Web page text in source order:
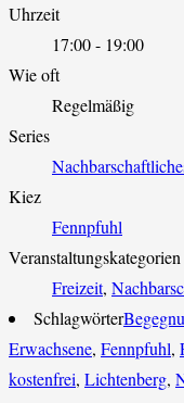
Uhrzeit
17:00 - 19:00
Wie oft
Regelmäßig
Series
Kiez
Fennpfuhl
Veranstaltungskategorien
Freizeit,
Schlagwörter
Erwachsene, Fennpfuhl,
kostenfrei, Lichtenberg,